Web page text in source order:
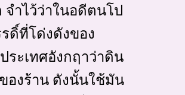
ำไว้ว่าในอดีตนโป
ดิ์ที่โด่งดังของ
ระเทศอังกฤาว่าดิน
องร้าน ดังนั้นใช้มัน